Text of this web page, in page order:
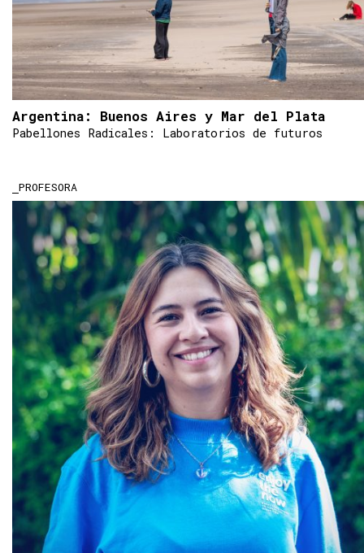
Argentina: Buenos Aires y Mar del Plata
Pabellones Radicales: Laboratorios de futuros
PROFESORA